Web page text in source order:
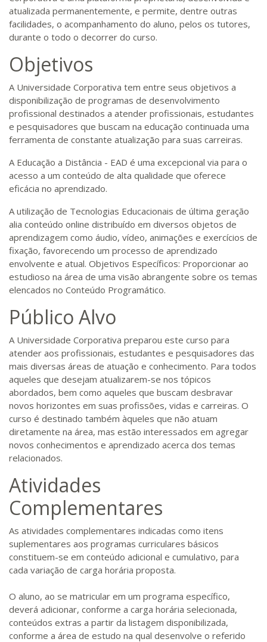
atualizada permanentemente, e permite, dentre outras
facilidades, o acompanhamento do aluno, pelos os tutores,
durante o todo o decorrer do curso.
Objetivos
A Universidade Corporativa tem entre seus objetivos a
disponibilização de programas de desenvolvimento
profissional destinados a atender profissionais, estudantes
e pesquisadores que buscam na educação continuada uma
ferramenta de constante atualização para suas carreiras.
A Educação a Distância - EAD é uma excepcional via para o
acesso a um conteúdo de alta qualidade que oferece
eficácia no aprendizado.
A utilização de Tecnologias Educacionais de última geração
alia conteúdo online distribuído em diversos objetos de
aprendizagem como áudio, vídeo, animações e exercícios de
fixação, favorecendo um processo de aprendizado
envolvente e atual. Objetivos Específicos: Proporcionar ao
estudioso na área de uma visão abrangente sobre os temas
elencados no Conteúdo Programático.
Público Alvo
A Universidade Corporativa preparou este curso para
atender aos profissionais, estudantes e pesquisadores das
mais diversas áreas de atuação e conhecimento. Para todos
aqueles que desejam atualizarem-se nos tópicos
abordados, bem como aqueles que buscam desbravar
novos horizontes em suas profissões, vidas e carreiras. O
curso é destinado também àqueles que não atuam
diretamente na área, mas estão interessados em agregar
novos conhecimentos e aprendizado acerca dos temas
relacionados.
Atividades
Complementares
As atividades complementares indicadas como itens
suplementares aos programas curriculares básicos
constituem-se em conteúdo adicional e cumulativo, para
cada variação de carga horária proposta.
O aluno, ao se matricular em um programa específico,
deverá adicionar, conforme a carga horária selecionada,
conteúdos extras a partir da listagem disponibilizada,
conforme a área de estudo na qual desenvolve o referido